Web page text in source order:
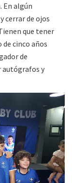
En algún
cerrar de ojos
que tener
cinco años
de
autógrafos y